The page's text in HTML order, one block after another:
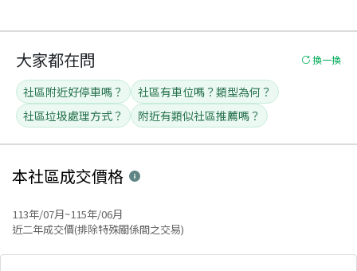
大家都在問 換一換
社區附近好停車嗎？
社區有車位嗎？類型為何？
社區垃圾處理方式？
附近有類似社區推薦嗎？
本社區成交價格
113年/07月~115年/06月
近二年成交價(排除特殊關係間之交易)